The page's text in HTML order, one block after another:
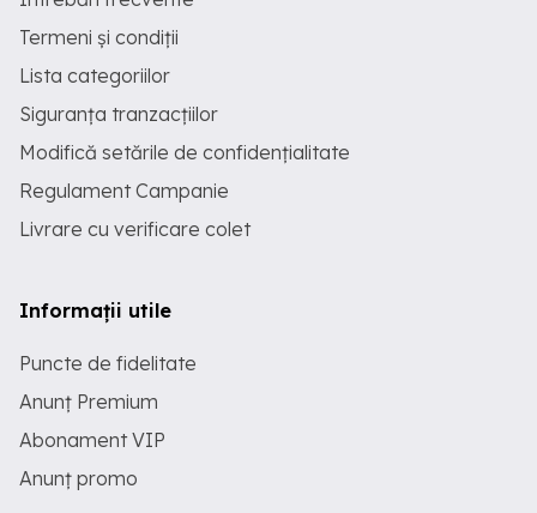
Termeni și condiții
Lista categoriilor
Siguranța tranzacțiilor
Modifică setările de confidențialitate
Regulament Campanie
Livrare cu verificare colet
Informații utile
Puncte de fidelitate
Anunț Premium
Abonament VIP
Anunț promo